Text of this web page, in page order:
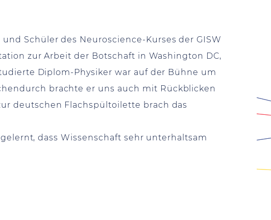
Schüler des Neuroscience-Kurses der GISW
zur Arbeit der Botschaft in Washington DC,
Diplom-Physiker war auf der Bühne um
brachte er uns auch mit Rückblicken
deutschen Flachspültoilette brach das
dass Wissenschaft sehr unterhaltsam